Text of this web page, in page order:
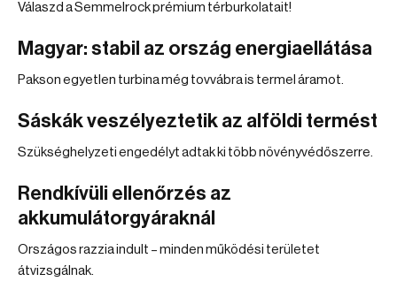
Válaszd a Semmelrock prémium térburkolatait!
Magyar: stabil az ország energiaellátása
Pakson egyetlen turbina még tovvábra is termel áramot.
Sáskák veszélyeztetik az alföldi termést
Szükséghelyzeti engedélyt adtak ki több növényvédőszerre.
Rendkívüli ellenőrzés az
akkumulátorgyáraknál
Országos razzia indult – minden működési területet
átvizsgálnak.